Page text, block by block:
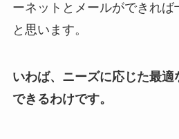
ーネットとメールができれば
と思います。
いわば、ニーズに応じた最
できるわけです。